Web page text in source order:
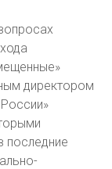
директором
последние